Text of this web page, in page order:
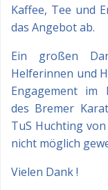
Kaffee, Tee und
das Angebot ab.
Ein großen
Helferinnen und
Engagement im
des Bremer
TuS Huchting
nicht möglich
Vielen Dank !